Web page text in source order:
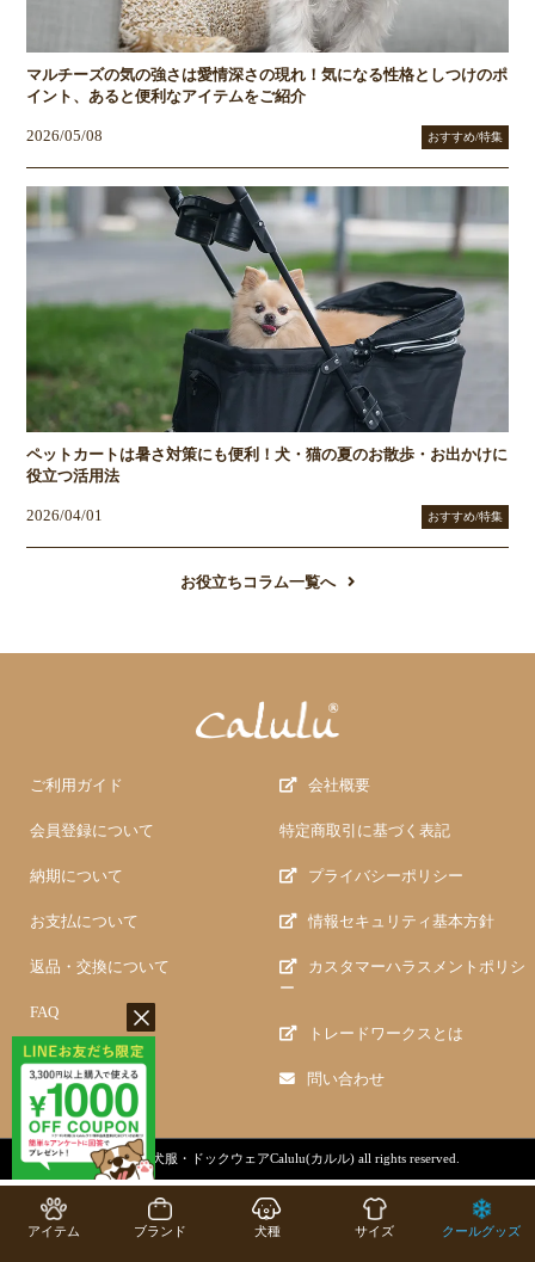
アイテム ブランド 犬種 サイズ クールグッズ
マルチーズの気の強さは愛情深さの現れ！気になる性格としつけのポ
イント、あると便利なアイテムをご紹介
2026/05/08 おすすめ/特集
ペットカートは暑さ対策にも便利！犬・猫の夏のお散歩・お出かけに
役立つ活用法
2026/04/01 おすすめ/特集
お役立ちコラム一覧へ
ご利用ガイド
会員登録について
納期について
お支払について
返品・交換について
FAQ
会社概要
特定商取引に基づく表記
プライバシーポリシー
情報セキュリティ基本方針
カスタマーハラスメントポリシ
ー
トレードワークスとは
問い合わせ
copyright (c)犬服・ドックウェアCalulu(カルル) all rights reserved.